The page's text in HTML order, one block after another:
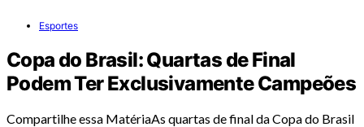
Esportes
Copa do Brasil: Quartas de Final
Podem Ter Exclusivamente Campeões
Compartilhe essa MatériaAs quartas de final da Copa do Brasil